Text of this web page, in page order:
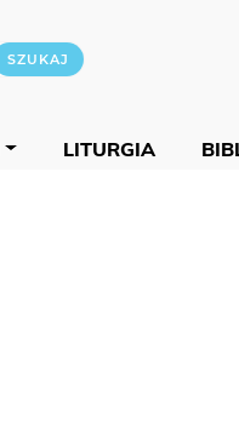
LITURGIA